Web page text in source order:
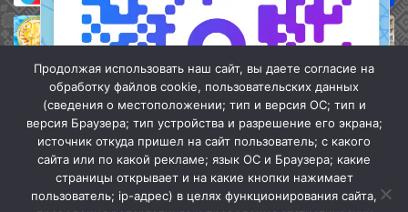
Продолжая использовать наш сайт, вы даете согласие на
обработку файлов cookie, пользовательских данных
(сведения о местоположении; тип и версия ОС; тип и
версия Браузера; тип устройства и разрешение его экрана;
источник откуда пришел на сайт пользователь; с какого
сайта или по какой рекламе; язык ОС и Браузера; какие
страницы открывает и на какие кнопки нажимает
пользователь; ip-адрес) в целях функционирования сайта,